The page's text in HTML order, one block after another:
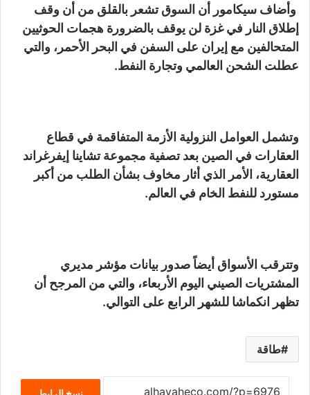
وأضاف سيكامور أن السوق تشعر بالقلق من أن وقف
إطلاق النار في غزة لن يوقف بالضرورة هجمات الحوثيين
المتحالفين مع إيران على السفن في البحر الأحمر، والتي
عطلت الشحن العالمي وتجارة النفط.
وتشمل العوامل النزولية الأزمة المتفاقمة في قطاع
العقارات في الصين بعد تصفية مجموعة تشاينا إيفرغراند
العقارية، الأمر الذي أثار مخاوف بشأن الطلب من أكبر
مستورد للنفط الخام في العالم.
وتترقب الأسواق أيضاً صدور بيانات مؤشر مديري
المشتريات الصيني اليوم الأربعاء، والتي من المرجح أن
تظهر انكماشا للشهر الرابع على التوالي.
طاقة